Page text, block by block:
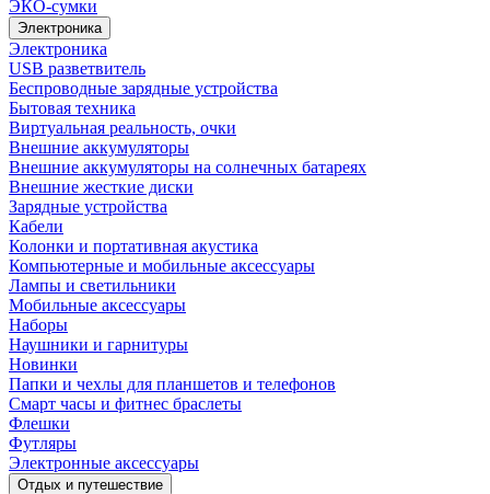
ЭКО-сумки
Электроника
Электроника
USB разветвитель
Беспроводные зарядные устройства
Бытовая техника
Виртуальная реальность, очки
Внешние аккумуляторы
Внешние аккумуляторы на солнечных батареях
Внешние жесткие диски
Зарядные устройства
Кабели
Колонки и портативная акустика
Компьютерные и мобильные аксессуары
Лампы и светильники
Мобильные аксессуары
Наборы
Наушники и гарнитуры
Новинки
Папки и чехлы для планшетов и телефонов
Смарт часы и фитнес браслеты
Флешки
Футляры
Электронные аксессуары
Отдых и путешествие